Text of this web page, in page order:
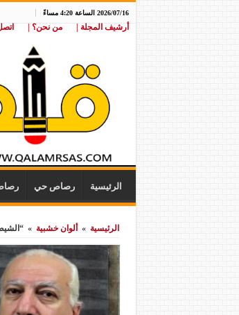
2026/07/16 الساعة 4:20 مساءً
أرشيف المجلة | من نحن؟ |
الرئيسية رصاص حي
الرئيسية » ألوان خشبية »